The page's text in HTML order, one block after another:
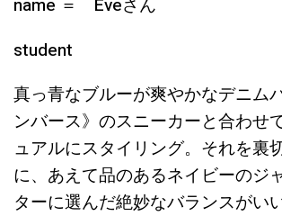
name ＝ Eveさん
student
真っ青なブルーが爽やかなデニム
ンバース》のスニーカーと合わせ
ュアルにスタイリング。それを裏
に、あえて品のあるネイビーのジ
ターに選んだ絶妙なバランスがいい